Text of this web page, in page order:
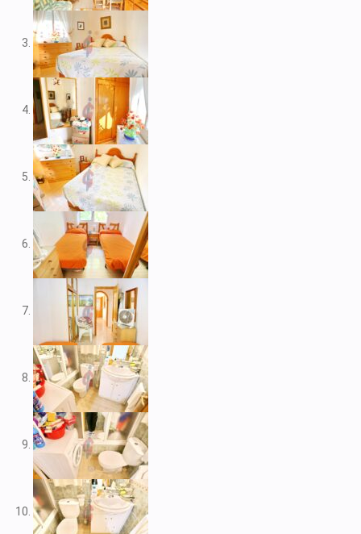
V1974
V1975
V1980
V1984
V2022
V2023
V2024
V2026
V2037
V2038
V2039
V2043
V2045
V2049
V2052
V2056B
V2059
V2060
V2061
V2062
V2100
V2104
V2109
V2111
V2116
V2117
V2120
V2122
V2125
V2127
V2139
V2148
V2156
V2159